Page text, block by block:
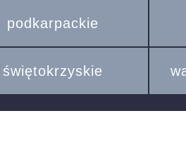
podkarpackie
świętokrzyskie